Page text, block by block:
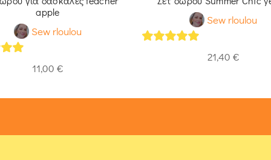
apple
Sew rloulou
11,00 €
Sew rloulou
21,40 €